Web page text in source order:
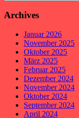
Archives
Januar 2026
November 2025
Oktober 2025
März 2025
Februar 2025
Dezember 2024
November 2024
Oktober 2024
September 2024
April 2024